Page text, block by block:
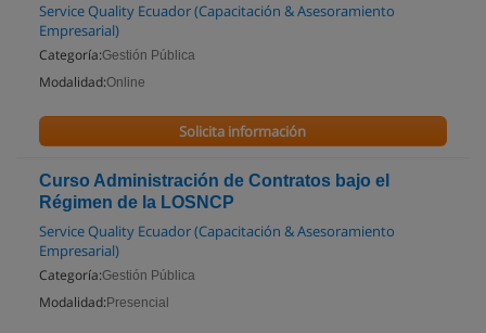
Service Quality Ecuador (Capacitación & Asesoramiento
Empresarial)
Categoría:Gestión Pública
Modalidad:Online
Solicita información
Curso Administración de Contratos bajo el
Régimen de la LOSNCP
Service Quality Ecuador (Capacitación & Asesoramiento
Empresarial)
Categoría:Gestión Pública
Modalidad: Presencial